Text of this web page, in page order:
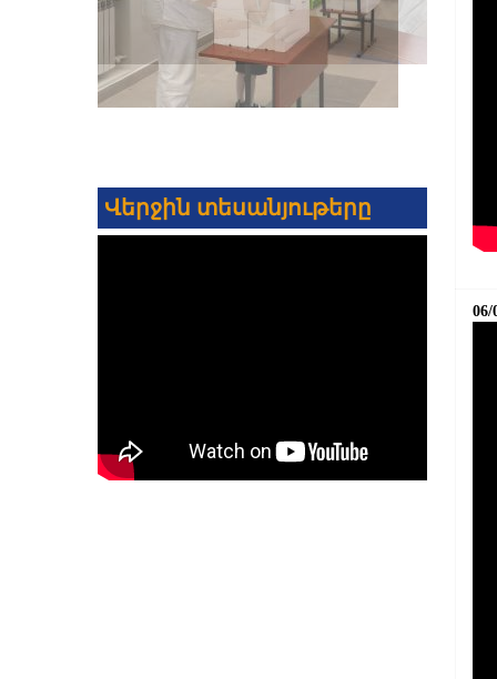
06/
Վերջին տեսանյութերը